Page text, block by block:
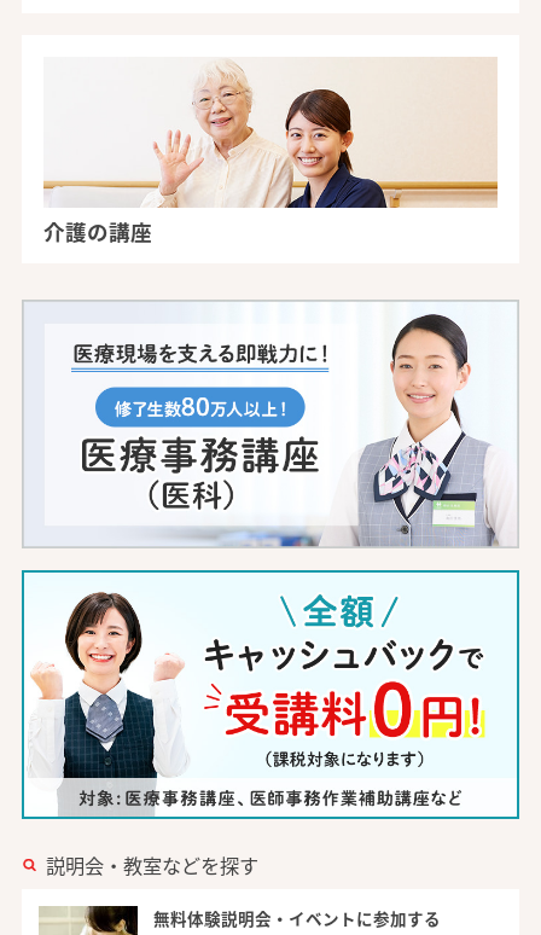
介護の講座
説明会・教室などを探す
無料体験説明会・イベントに参加する